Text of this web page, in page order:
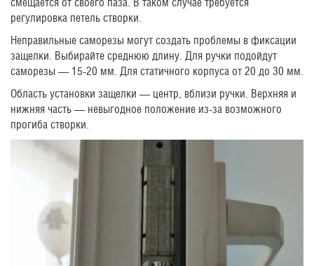
регулировка петель створки.
Неправильные саморезы могут создать проблемы в фиксации
защелки. Выбирайте среднюю длину. Для ручки подойдут
саморезы — 15-20 мм. Для статичного корпуса от 20 до 30 мм.
Область установки защелки — центр, вблизи ручки. Верхняя и
нижняя часть — невыгодное положение из-за возможного
прогиба створки.